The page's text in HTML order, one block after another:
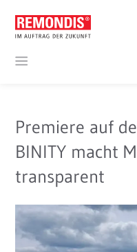
Premiere auf
BINITY macht
transparent